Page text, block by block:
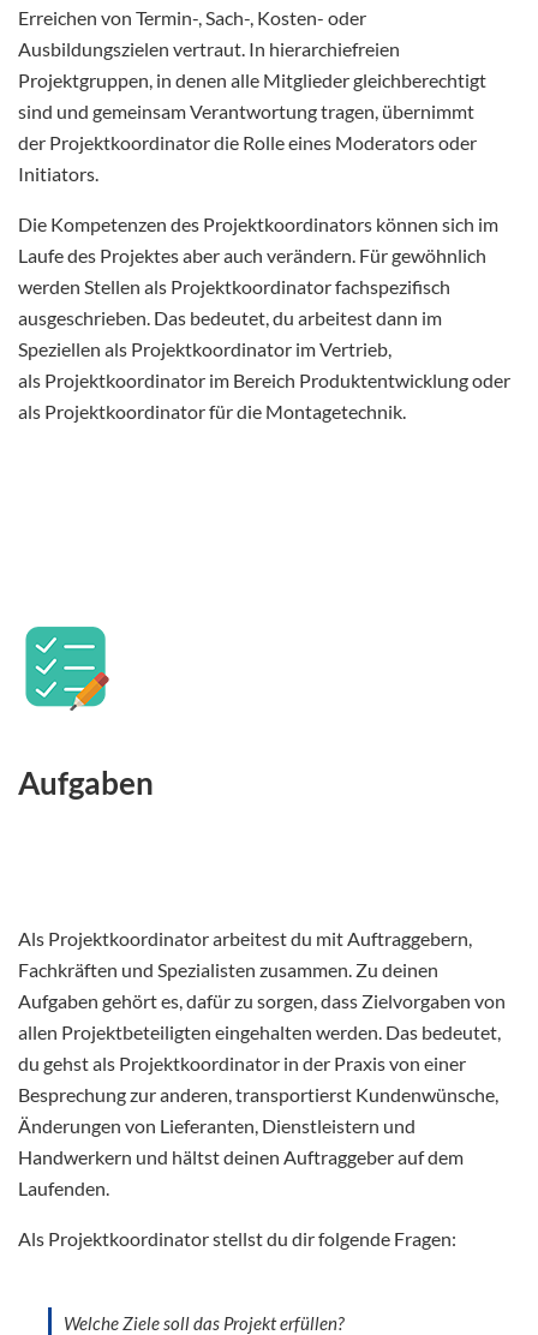
Erreichen von Termin-, Sach-, Kosten- oder
Ausbildungszielen vertraut. In hierarchiefreien
Projektgruppen, in denen alle Mitglieder gleichberechtigt
sind und gemeinsam Verantwortung tragen, übernimmt
der Projektkoordinator die Rolle eines Moderators oder
Initiators.
Die Kompetenzen des Projektkoordinators können sich im
Laufe des Projektes aber auch verändern. Für gewöhnlich
werden Stellen als Projektkoordinator fachspezifisch
ausgeschrieben. Das bedeutet, du arbeitest dann im
Speziellen als Projektkoordinator im Vertrieb,
als Projektkoordinator im Bereich Produktentwicklung oder
als Projektkoordinator für die Montagetechnik.
Aufgaben
Als Projektkoordinator arbeitest du mit Auftraggebern,
Fachkräften und Spezialisten zusammen. Zu deinen
Aufgaben gehört es, dafür zu sorgen, dass Zielvorgaben von
allen Projektbeteiligten eingehalten werden. Das bedeutet,
du gehst als Projektkoordinator in der Praxis von einer
Besprechung zur anderen, transportierst Kundenwünsche,
Änderungen von Lieferanten, Dienstleistern und
Handwerkern und hältst deinen Auftraggeber auf dem
Laufenden.
Als Projektkoordinator stellst du dir folgende Fragen:
Welche Ziele soll das Projekt erfüllen?